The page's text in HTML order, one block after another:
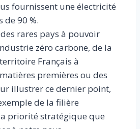
fournissent une électricité
de 90 %.
rares pays à pouvoir
zéro carbone, de la
Français à
premières ou des
illustrer ce dernier point,
de la filière
priorité stratégique que